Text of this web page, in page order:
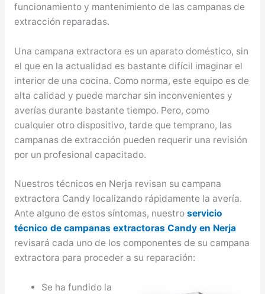
funcionamiento y mantenimiento de las campanas de
extracción reparadas.
Una campana extractora es un aparato doméstico, sin
el que en la actualidad es bastante difícil imaginar el
interior de una cocina. Como norma, este equipo es de
alta calidad y puede marchar sin inconvenientes y
averías durante bastante tiempo. Pero, como
cualquier otro dispositivo, tarde que temprano, las
campanas de extracción pueden requerir una revisión
por un profesional capacitado.
Nuestros técnicos en Nerja revisan su campana
extractora Candy localizando rápidamente la avería.
Ante alguno de estos síntomas, nuestro servicio
técnico de campanas extractoras Candy en Nerja
revisará cada uno de los componentes de su campana
extractora para proceder a su reparación:
Se ha fundido la